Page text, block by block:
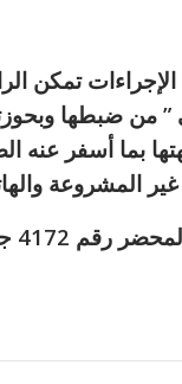
الإجراءات تمكن
بما أسفر عنه
غير المشروعة
عرضها على النيابة العامة لمباشرة التحقيقات.